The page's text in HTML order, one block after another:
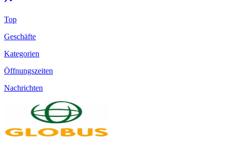
Top
Geschäfte
Kategorien
Öffnungszeiten
Nachrichten